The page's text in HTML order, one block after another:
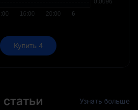
Купить 4
Узнать больше